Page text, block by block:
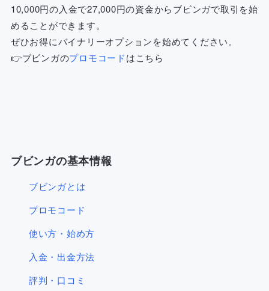
10,000円の入金で27,000円の資金からブビンガで取引を始
めることができます。
ぜひお得にバイナリーオプションを始めてください。
👉ブビンガのプロモコードはこちら
ブビンガの基本情報
ブビンガとは
プロモコード
使い方・始め方
入金・出金方法
評判・口コミ